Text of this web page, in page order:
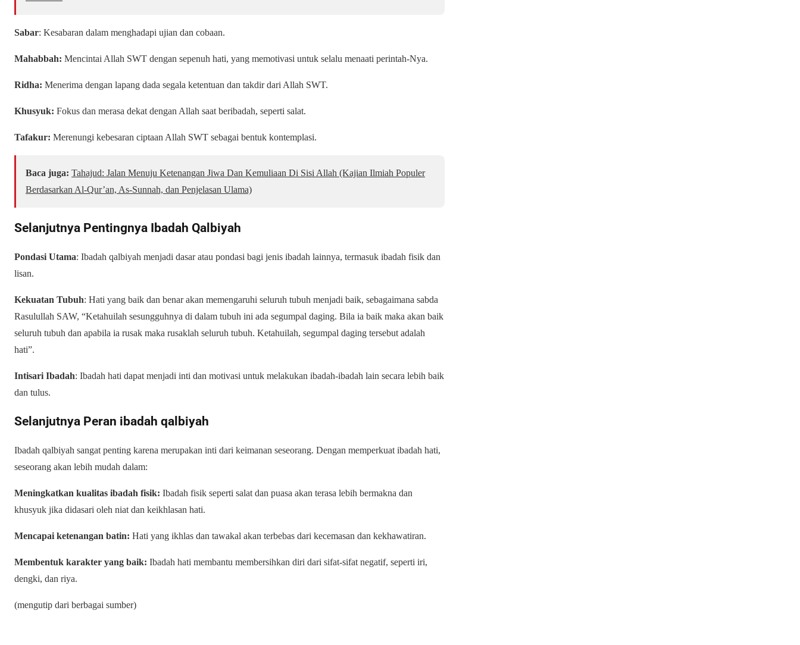
Sabar: Kesabaran dalam menghadapi ujian dan cobaan.
Mahabbah: Mencintai Allah SWT dengan sepenuh hati, yang memotivasi untuk selalu menaati perintah-Nya.
Ridha: Menerima dengan lapang dada segala ketentuan dan takdir dari Allah SWT.
Khusyuk: Fokus dan merasa dekat dengan Allah saat beribadah, seperti salat.
Tafakur: Merenungi kebesaran ciptaan Allah SWT sebagai bentuk kontemplasi.
Baca juga: Tahajud: Jalan Menuju Ketenangan Jiwa Dan Kemuliaan Di Sisi Allah (Kajian Ilmiah Populer
Berdasarkan Al-Qur’an, As-Sunnah, dan Penjelasan Ulama)
Selanjutnya Pentingnya Ibadah Qalbiyah
Pondasi Utama: Ibadah qalbiyah menjadi dasar atau pondasi bagi jenis ibadah lainnya, termasuk ibadah fisik dan
lisan.
Kekuatan Tubuh: Hati yang baik dan benar akan memengaruhi seluruh tubuh menjadi baik, sebagaimana sabda
Rasulullah SAW, “Ketahuilah sesungguhnya di dalam tubuh ini ada segumpal daging. Bila ia baik maka akan baik
seluruh tubuh dan apabila ia rusak maka rusaklah seluruh tubuh. Ketahuilah, segumpal daging tersebut adalah
hati”.
Intisari Ibadah: Ibadah hati dapat menjadi inti dan motivasi untuk melakukan ibadah-ibadah lain secara lebih baik
dan tulus.
Selanjutnya Peran ibadah qalbiyah
Ibadah qalbiyah sangat penting karena merupakan inti dari keimanan seseorang. Dengan memperkuat ibadah hati,
seseorang akan lebih mudah dalam:
Meningkatkan kualitas ibadah fisik: Ibadah fisik seperti salat dan puasa akan terasa lebih bermakna dan
khusyuk jika didasari oleh niat dan keikhlasan hati.
Mencapai ketenangan batin: Hati yang ikhlas dan tawakal akan terbebas dari kecemasan dan kekhawatiran.
Membentuk karakter yang baik: Ibadah hati membantu membersihkan diri dari sifat-sifat negatif, seperti iri,
dengki, dan riya.
(mengutip dari berbagai sumber)